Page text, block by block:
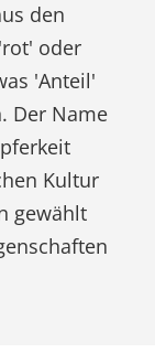
den
oder
'Anteil'
Der Name
Kultur
gewählt